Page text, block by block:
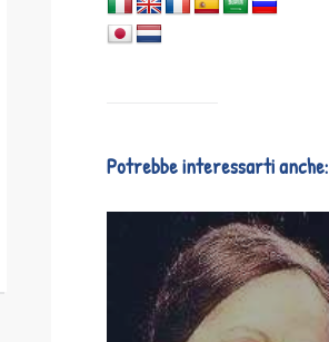
Potrebbe interessarti anche: